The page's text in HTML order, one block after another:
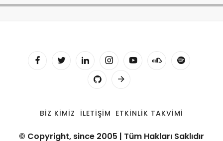
BIZ KIMIZ İLETIŞIM ETKINLIK TAKVIMI
© Copyright, since 2005 | Tüm Hakları Saklıdır